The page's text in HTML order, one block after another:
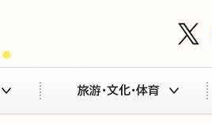
旅游・文化・体育